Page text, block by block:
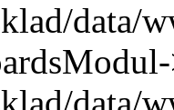
data/